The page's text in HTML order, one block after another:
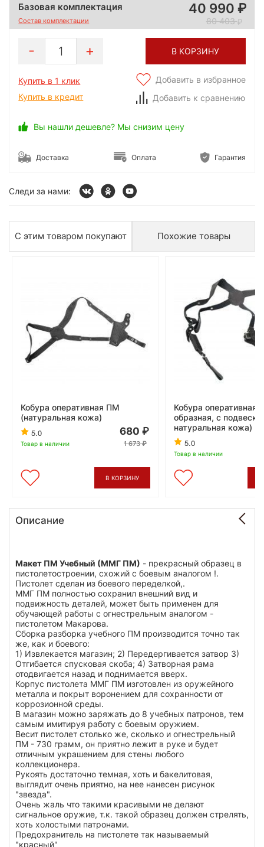
Базовая комплектация
Состав комплектации
40 990
80 403
1 В КОРЗИНУ
Купить в 1 клик
Купить в кредит
Добавить в избранное
Добавить к сравнению
Вы нашли дешевле? Мы снизим цену
Доставка Оплата Гарантия
Следи за нами:
С этим товаром покупают Похожие товары
Кобура оперативная ПМ
(натуральная кожа)
5.0
Товар в наличии
680
1 673
В КОРЗИНУ
Кобура оперативная
образная, с
натуральная кожа)
5.0
Товар в наличии
Описание
Макет ПМ Учебный (ММГ ПМ) - прекрасный образец в
пистолетостроении, схожий с боевым аналогом !.
Пистолет сделан из боевого переделкой,.
ММГ ПМ полностью сохранил внешний вид и
подвижность деталей, может быть применен для
обучающей работы с огнестрельным аналогом -
пистолетом Макарова.
Сборка разборка учебного ПМ производится точно так
же, как и боевого:
1) Извлекается магазин; 2) Передергивается затвор 3)
Отгибается спусковая скоба; 4) Затворная рама
отодвигается назад и поднимается вверх.
Корпус пистолета ММГ ПМ изготовлен из оружейного
металла и покрыт воронением для сохранности от
коррозионной среды.
В магазин можно заряжать до 8 учебных патронов, тем
самым имитируя работу с боевым оружием.
Весит пистолет столько же, сколько и огнестрельный
ПМ - 730 грамм, он приятно лежит в руке и будет
отличным украшением для стены любого
коллекционера.
Рукоять достаточно темная, хоть и бакелитовая,
выглядит очень приятно, на нее нанесен рисунок
"звезда".
Очень жаль что такими красивыми не делают
сигнальное оружие, т.к. такой образец должен стрелять,
хоть холостыми патронами.
Предохранитель на пистолете так называемый
"красный"